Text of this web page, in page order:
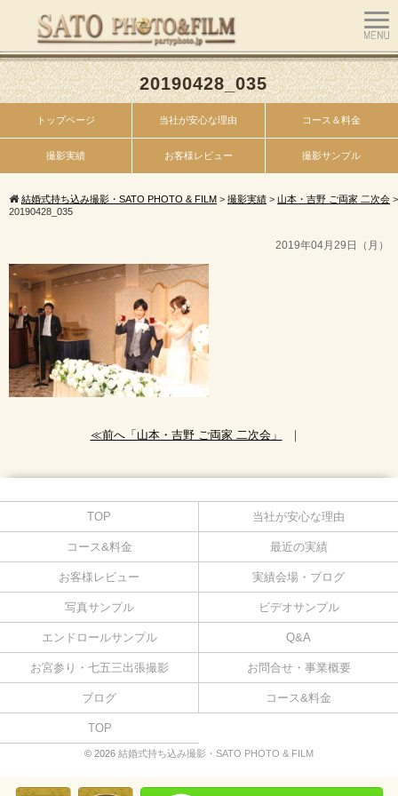
20190428_035
トップページ 当社が安心な理由 コース＆料金
撮影実績 お客様レビュー 撮影サンプル
結婚式持ち込み撮影・SATO PHOTO & FILM > 撮影実績 > 山本・吉野 ご両家 二次会 >
20190428_035
2019年04月29日（月）
≪前へ「山本・吉野 ご両家 二次会」 ｜
TOP 当社が安心な理由
コース&料金 最近の実績
お客様レビュー 実績会場・ブログ
写真サンプル ビデオサンプル
エンドロールサンプル Q&A
お宮参り・七五三出張撮影 お問合せ・事業概要
ブログ コース&料金
TOP
© 2026 結婚式持ち込み撮影・SATO PHOTO & FILM